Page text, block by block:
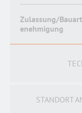
Zulassung/
enehmigung
STANDORT